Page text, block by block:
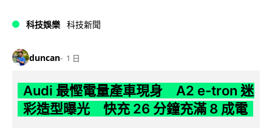
科技娛樂 科技新聞
duncan 1 日
Audi 最慳電量產車現身 A2 e-tron 迷
彩造型曝光 快充 26 分鐘充滿 8 成電